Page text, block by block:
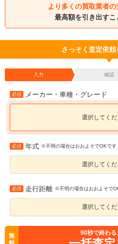
より多くの買取業者の
最高額を引き出すこ
さっそく査定依頼
入力 確認
必須 メーカー・車種・グレード
選択してく
必須 年式 ※不明の場合はおおよそでOKです
選択してく
必須 走行距離 ※不明の場合はおおよそで
選択してく
無
90秒で終わる